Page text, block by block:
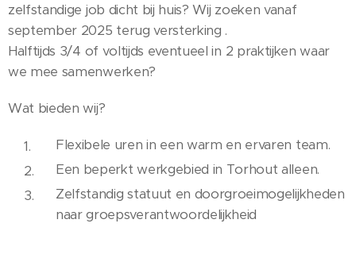
zelfstandige job dicht bij huis? Wij zoeken vanaf
september 2025 terug versterking .
Halftijds 3/4 of voltijds eventueel in 2 praktijken waar
we mee samenwerken?
Wat bieden wij?
Flexibele uren in een warm en ervaren team.
Een beperkt werkgebied in Torhout alleen.
Zelfstandig statuut en doorgroeimogelijkheden
naar groepsverantwoordelijkheid